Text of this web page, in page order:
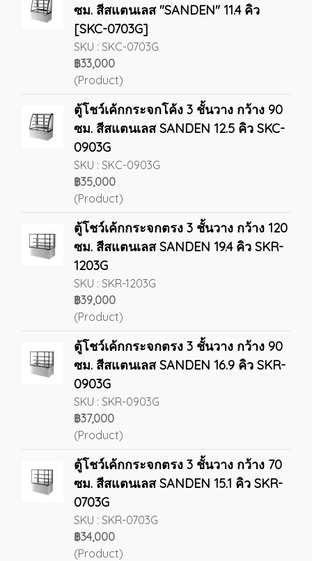
ซม. สีสแตนเลส "SANDEN" 11.4 คิว
[SKC-0703G]
SKU : SKC-0703G
฿33,000
(Product)
ตู้โชว์เค้กกระจกโค้ง 3 ชั้นวาง กว้าง 90
ซม. สีสแตนเลส SANDEN 12.5 คิว SKC-
0903G
SKU : SKC-0903G
฿35,000
(Product)
ตู้โชว์เค้กกระจกตรง 3 ชั้นวาง กว้าง 120
ซม. สีสแตนเลส SANDEN 19.4 คิว SKR-
1203G
SKU : SKR-1203G
฿39,000
(Product)
ตู้โชว์เค้กกระจกตรง 3 ชั้นวาง กว้าง 90
ซม. สีสแตนเลส SANDEN 16.9 คิว SKR-
0903G
SKU : SKR-0903G
฿37,000
(Product)
ตู้โชว์เค้กกระจกตรง 3 ชั้นวาง กว้าง 70
ซม. สีสแตนเลส SANDEN 15.1 คิว SKR-
0703G
SKU : SKR-0703G
฿34,000
(Product)